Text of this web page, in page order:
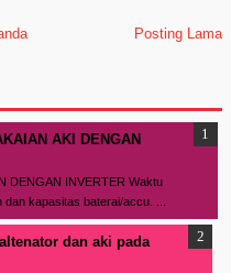
Posting Lama
AKI DENGAN
DENGAN INVERTER Waktu
kapasitas baterai/accu. ...
dan aki pada